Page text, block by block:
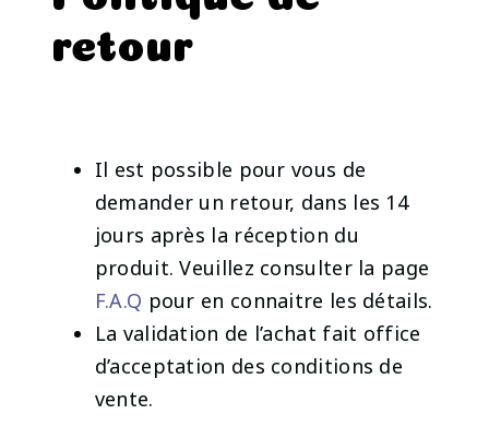
retour
Il est possible pour vous de
demander un retour, dans les 14
jours après la réception du
produit. Veuillez consulter la page
F.A.Q pour en connaitre les détails.
La validation de l’achat fait office
d’acceptation des conditions de
vente.